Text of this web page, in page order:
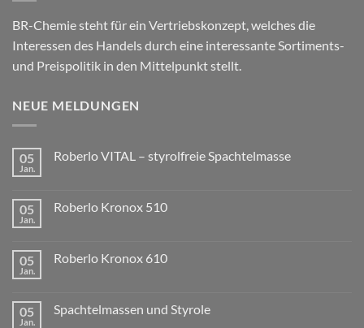
BR-Chemie steht für ein Vertriebskonzept, welches die
Interessen des Handels durch eine interessante Sortiments-
und Preispolitik in den Mittelpunkt stellt.
NEUE MELDUNGEN
05
Jan.
Roberlo VITAL – styrolfreie Spachtelmasse
05
Jan.
Roberlo Kronox 510
05
Jan.
Roberlo Kronox 610
05
Jan.
Spachtelmassen und Styrole